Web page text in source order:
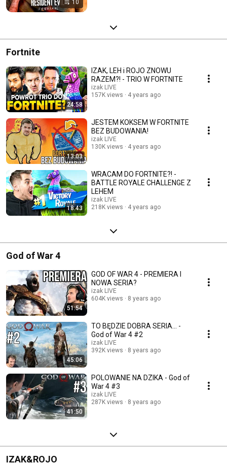
10
Fortnite
24:58
IZAK, LEH i ROJO ZNOWU
RAZEM?! - TRIO W FORTNITE
izak LIVE
157K views
4 years ago
13:03
JESTEM KOKSEM W FORTNITE
BEZ BUDOWANIA!
izak LIVE
130K views
4 years ago
18:43
WRACAM DO FORTNITE?! -
BATTLE ROYALE CHALLENGE Z
LEHEM
izak LIVE
218K views
4 years ago
God of War 4
51:54
GOD OF WAR 4 - PREMIERA I
NOWA SERIA?
izak LIVE
604K views
8 years ago
45:06
TO BĘDZIE DOBRA SERIA... -
God of War 4 #2
izak LIVE
392K views
8 years ago
41:50
POLOWANIE NA DZIKA - God of
War 4 #3
izak LIVE
287K views
8 years ago
IZAK&ROJO